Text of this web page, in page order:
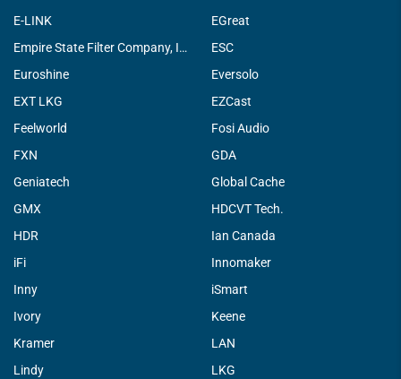
E-LINK
EGreat
Empire State Filter Company, INC.
ESC
Euroshine
Eversolo
EXT LKG
EZCast
Feelworld
Fosi Audio
FXN
GDA
Geniatech
Global Cache
GMX
HDCVT Tech.
HDR
Ian Canada
iFi
Innomaker
Inny
iSmart
Ivory
Keene
Kramer
LAN
Lindy
LKG